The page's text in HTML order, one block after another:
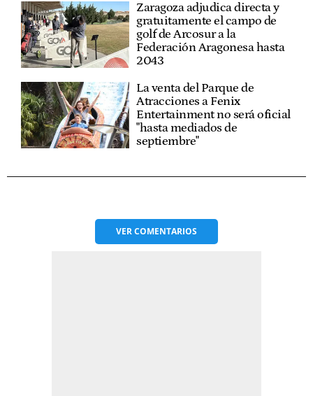
Zaragoza adjudica directa y
gratuitamente el campo de
golf de Arcosur a la
Federación Aragonesa hasta
2043
La venta del Parque de
Atracciones a Fenix
Entertainment no será oficial
"hasta mediados de
septiembre"
VERCOMENTARIOS